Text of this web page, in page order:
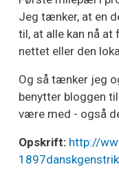
Jeg tænker, at en
til, at alle kan nå at
nettet eller den
Og så tænker jeg
benytter bloggen
være med - også
Opskrift: http://